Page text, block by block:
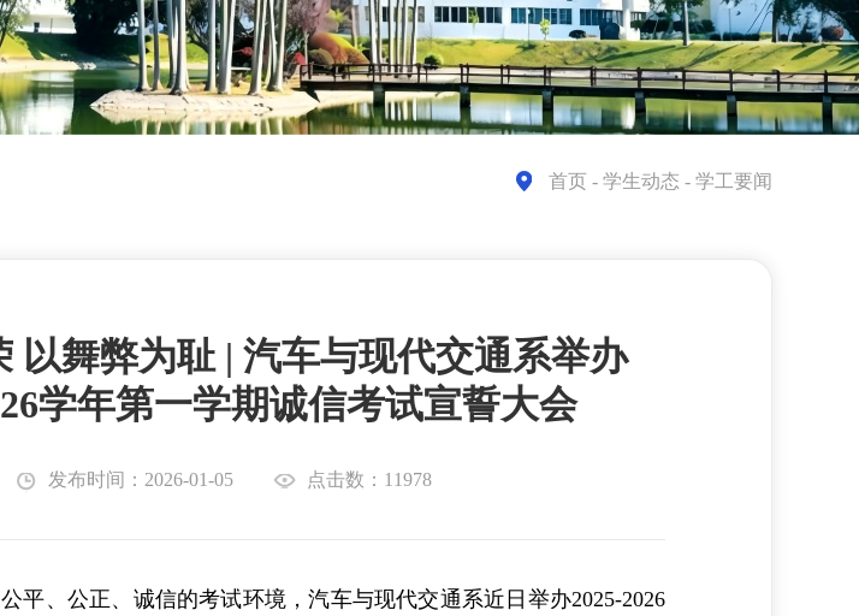
首页 - 学生动态 - 学工要闻
以舞弊为耻 | 汽车与现代交通系举办
学年第一学期诚信考试宣誓大会
发布时间：2026-01-05 点击数：11978
平、公正、诚信的考试环境，汽车与现代交通系近日举办2025-2026